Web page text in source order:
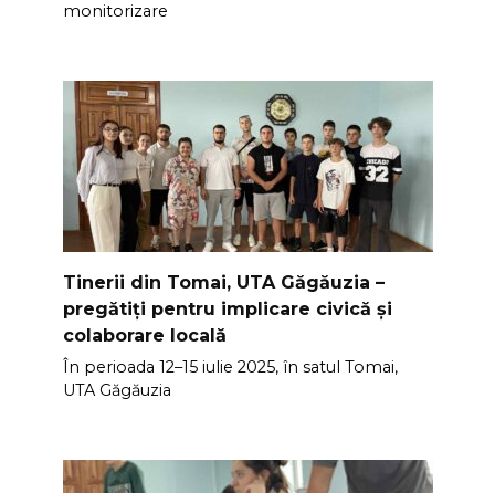
monitorizare
Tinerii din Tomai, UTA Găgăuzia –
pregătiți pentru implicare civică și
colaborare locală
În perioada 12–15 iulie 2025, în satul Tomai,
UTA Găgăuzia